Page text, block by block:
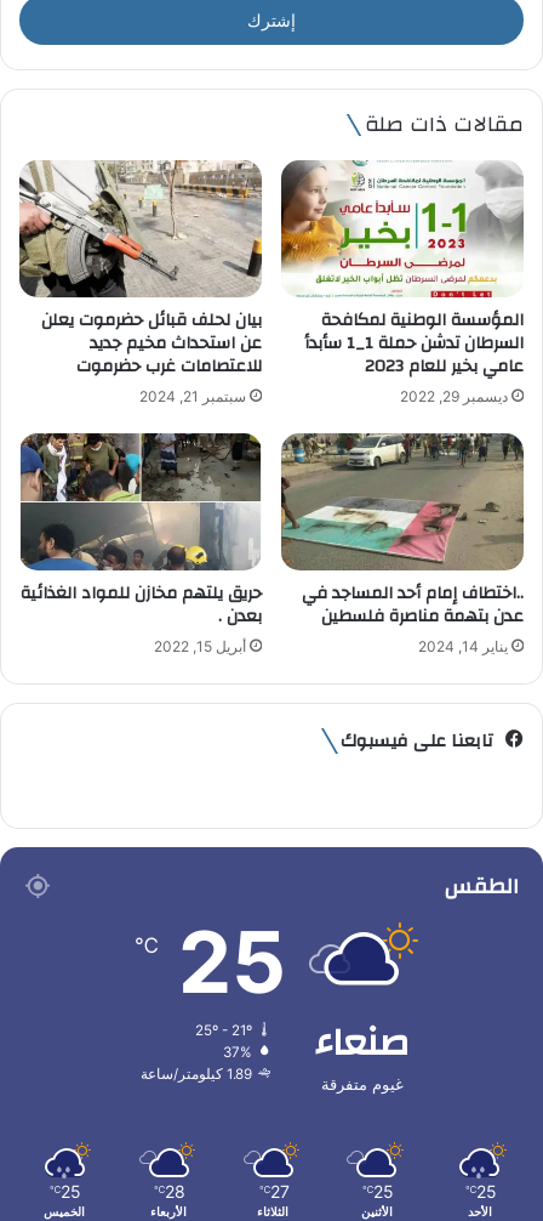
ل
ر
د
ا
ل
ل
ر
و
ي
مقالات ذات صلة
المؤسسة الوطنية لمكافحة
السرطان تدشن حملة 1_1 سأبدأ
عامي بخير للعام 2023
ديسمبر 29, 2022
بيان لحلف قبائل حضرموت يعلن
عن استحداث مخيم جديد
للاعتصامات غرب حضرموت
سبتمبر 21, 2024
..اختطاف إمام أحد المساجد في
عدن بتهمة مناصرة فلسطين
يناير 14, 2024
حريق يلتهم مخازن للمواد الغذائية
بعدن .
أبريل 15, 2022
تابعنا على فيسبوك
الطقس
صنعاء
غيوم متفرقة
25
℃
25º - 21º
37%
1.89 كيلومتر/ساعة
25
℃
الأحد
25
℃
الأثنين
27
℃
الثلاثاء
28
℃
الأربعاء
25
℃
الخميس